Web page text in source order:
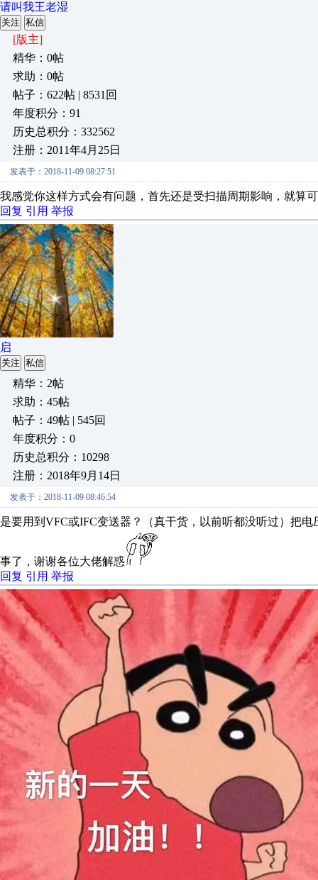
请叫我王老湿
关注 私信
[版主]
精华：0帖
求助：0帖
帖子：622帖 | 8531回
年度积分：91
历史总积分：332562
注册：2011年4月25日
发表于：2018-11-09 08:27:51
我感觉你这样方式会有问题，首先还是受扫描周期影响，就算
回复 引用 举报
启
关注 私信
精华：2帖
求助：45帖
帖子：49帖 | 545回
年度积分：0
历史总积分：10298
注册：2018年9月14日
发表于：2018-11-09 08:46:54
是要用到VFC或IFC变送器？（真干货，以前听都没听过）把
事了，谢谢各位大佬解惑
回复 引用 举报